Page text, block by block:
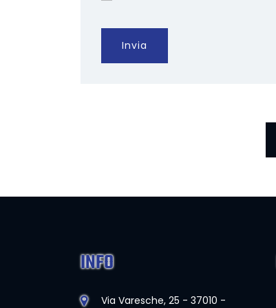
Invia
INFO
Via Varesche, 25 - 37010 -